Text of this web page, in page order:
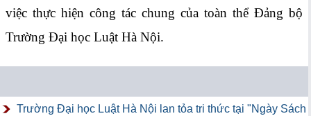
việc thực hiện công tác chung của toàn thể Đảng bộ
Trường Đại học Luật Hà Nội.
Trường Đại học Luật Hà Nội lan tỏa tri thức tại "Ngày Sách